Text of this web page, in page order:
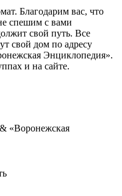
Благодарим вас, что
спешим с вами
свой путь. Все
свой дом по адресу
Энциклопедия».
и на сайте.
«Воронежская